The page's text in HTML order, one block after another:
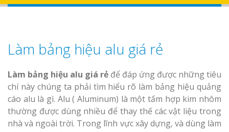
Làm bảng hiệu alu giá rẻ
Làm bảng hiệu alu giá rẻ để đáp ứng được những tiêu
chí này chúng ta phải tìm hiểu rõ làm bảng hiệu quảng
cáo alu là gì. Alu ( Aluminum) là một tấm hợp kim nhôm
thường được dùng nhiều để thay thế các vật liệu trong
nhà và ngoài trời. Trong lĩnh vực xây dựng, và dùng làm